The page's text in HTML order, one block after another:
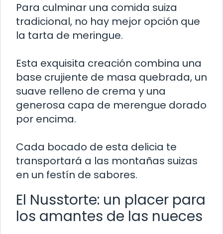
Para culminar una comida suiza
tradicional, no hay mejor opción que
la tarta de meringue.
Esta exquisita creación combina una
base crujiente de masa quebrada, un
suave relleno de crema y una
generosa capa de merengue dorado
por encima.
Cada bocado de esta delicia te
transportará a las montañas suizas
en un festín de sabores.
El Nusstorte: un placer para
los amantes de las nueces